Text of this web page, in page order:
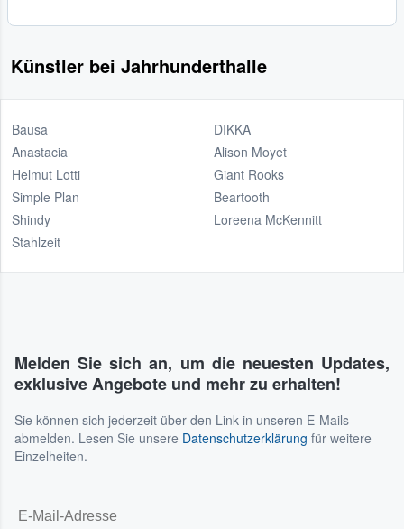
Künstler bei Jahrhunderthalle
Bausa
Anastacia
Helmut Lotti
Simple Plan
Shindy
Stahlzeit
DIKKA
Alison Moyet
Giant Rooks
Beartooth
Loreena McKennitt
Melden Sie sich an, um die neuesten Updates,
exklusive Angebote und mehr zu erhalten!
Sie können sich jederzeit über den Link in unseren E-Mails
abmelden. Lesen Sie unsere Datenschutzerklärung für weitere
Einzelheiten.